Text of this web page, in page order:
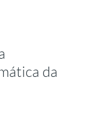
da